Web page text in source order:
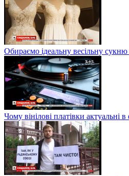
Обираємо ідеальну весільну
Чому вінілові платівки актуальні